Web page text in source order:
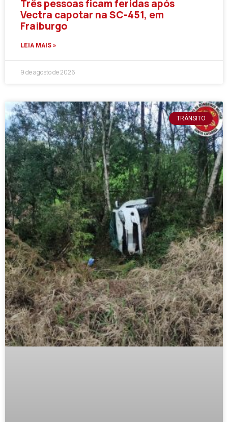
Três pessoas ficam feridas após
Vectra capotar na SC-451, em
Fraiburgo
LEIA MAIS »
9 de agosto de 2026
TRÂNSITO